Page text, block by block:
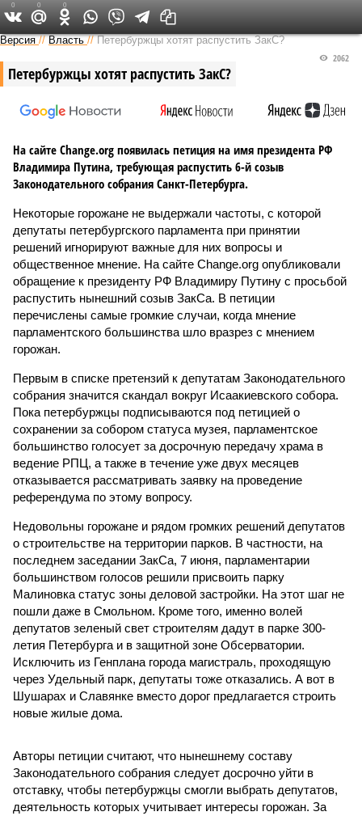
Версия на Неве
Версия //Власть //Петербуржцы хотят распустить ЗакС?
Петербуржцы хотят распустить ЗакС?
2062
На сайте Change.org появилась петиция на имя президента РФ
Владимира Путина, требующая распустить 6-й созыв
Законодательного собрания Санкт-Петербурга.
Некоторые горожане не выдержали частоты, с которой
депутаты петербургского парламента при принятии
решений игнорируют важные для них вопросы и
общественное мнение. На сайте Change.org опубликовали
обращение к президенту РФ Владимиру Путину с просьбой
распустить нынешний созыв ЗакСа. В петиции
перечислены самые громкие случаи, когда мнение
парламентского большинства шло вразрез с мнением
горожан.
Первым в списке претензий к депутатам Законодательного
собрания значится скандал вокруг Исаакиевского собора.
Пока петербуржцы подписываются под петицией о
сохранении за собором статуса музея, парламентское
большинство голосует за досрочную передачу храма в
ведение РПЦ, а также в течение уже двух месяцев
отказывается рассматривать заявку на проведение
референдума по этому вопросу.
Недовольны горожане и рядом громких решений депутатов
о строительстве на территории парков. В частности, на
последнем заседании ЗакСа, 7 июня, парламентарии
большинством голосов решили присвоить парку
Малиновка статус зоны деловой застройки. На этот шаг не
пошли даже в Смольном. Кроме того, именно волей
депутатов зеленый свет строителям дадут в парке 300-
летия Петербурга и в защитной зоне Обсерватории.
Исключить из Генплана города магистраль, проходящую
через Удельный парк, депутаты тоже отказались. А вот в
Шушарах и Славянке вместо дорог предлагается строить
новые жилые дома.
Авторы петиции считают, что нынешнему составу
Законодательного собрания следует досрочно уйти в
отставку, чтобы петербуржцы смогли выбрать депутатов,
деятельность которых учитывает интересы горожан. За
0 0 0